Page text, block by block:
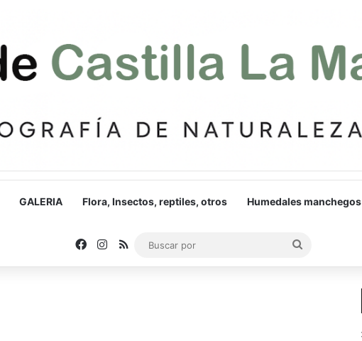
GALERIA Flora, Insectos, reptiles, otros Humedales manchegos
Facebook
Instagram
RSS
por